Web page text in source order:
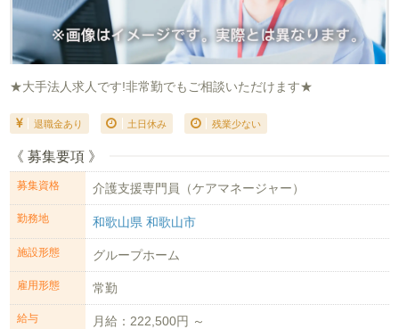
★大手法人求人です!非常勤でもご相談いただけます★
退職金あり 土日休み 残業少ない
《 募集要項 》
募集資格 介護支援専門員（ケアマネージャー）
勤務地 和歌山県 和歌山市
施設形態 グループホーム
雇用形態 常勤
給与 月給：222,500円 ～